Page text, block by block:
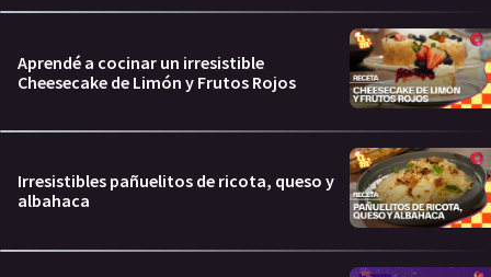
Aprendé a cocinar un irresistible
Cheesecake de Limón y Frutos Rojos
Irresistibles pañuelitos de ricota, queso y
albahaca